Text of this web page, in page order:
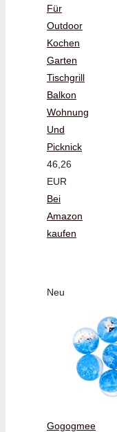
Für
Outdoor
Kochen
Garten
Tischgrill
Balkon
Wohnung
Und
Picknick
46,26
EUR
Bei
Amazon
kaufen
Neu
Gogogmee